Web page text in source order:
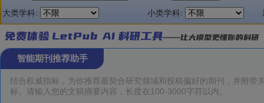
大类学科:
小类学科:
智能期刊推荐助手